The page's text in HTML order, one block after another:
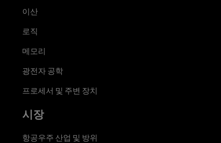
이산
로직
메모리
광전자 공학
프로세서 및 주변 장치
시장
항공우주 산업 및 방위